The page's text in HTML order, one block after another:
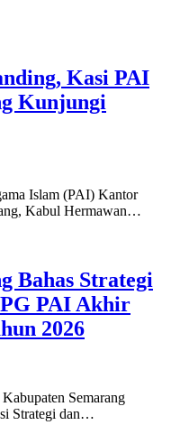
Kasi PAI
Kunjungi
Islam (PAI) Kantor
Kabul Hermawan…
Bahas Strategi
PAI Akhir
2026
Semarang
Strategi dan…